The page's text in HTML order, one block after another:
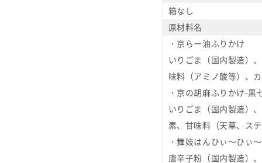
箱なし
原材料名
・京らー油ふりかけ
いりごま（国内製造）
味料（アミノ酸等）、
・京の胡麻ふりかけ-黒
いりごま（国内製造）
素、甘味料（天草、ス
・舞妓はんひぃ～ひぃ
唐辛子粉（国内製造）